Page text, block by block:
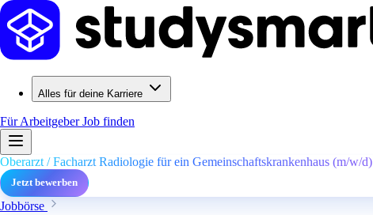
Alles für deine Karriere
Für ArbeitgeberJob finden
Oberarzt / Facharzt Radiologie für ein Gemeinschaftskrankenhaus (m/w/d)
Jetzt bewerben
Jobbörse